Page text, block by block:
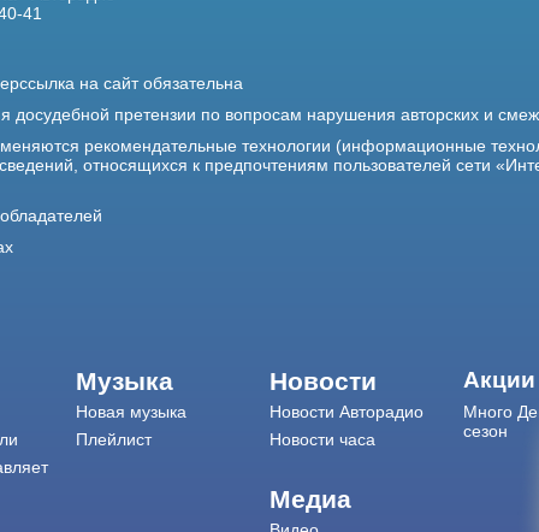
41
на сайт обязательна
досудебной претензии по вопросам нарушения авторских и
рекомендательные технологии (информационные
относящихся к предпочтениям пользователей сети
Музыка
Новая музыка
Плейлист
Новости
Новости Авторадио
Новости часа
Медиа
Много
сезон